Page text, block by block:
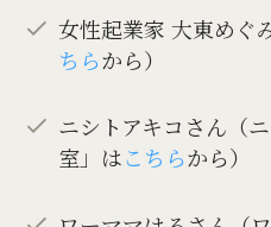
女性起業家 大東めぐ
ちらから）
ニシトアキコさん（
室」はこちらから）